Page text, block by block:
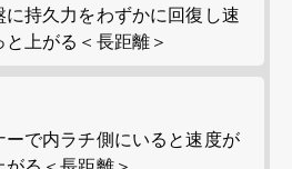
に持久力をわずかに回復し速
上がる＜長距離＞
ーで内ラチ側にいると速度が